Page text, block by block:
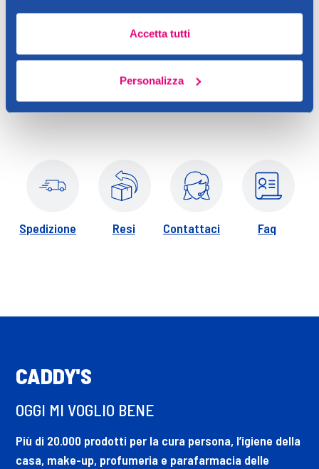
Accetta tutti
Personalizza
Conservare in luogo fresco e asciutto.
I croccantini possono essere somministrati sia asciutti sia
inumiditi con acqua preferibilmente tiepida. Ricordati di
fresca e pulita.
Spedizione Resi Contattaci Faq
CADDY'S
OGGI MI VOGLIO BENE
Più di 20.000 prodotti per la cura persona, l’igiene della
casa, make-up, profumeria e parafarmacia delle